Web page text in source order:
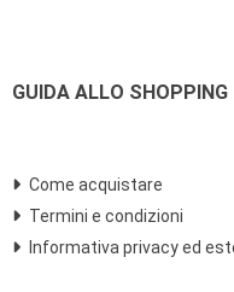
GUIDA ALLO SHOPPING
Come acquistare
Termini e condizioni
Informativa privacy ed